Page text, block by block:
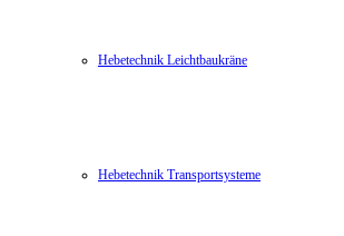
Hebetechnik Leichtbaukräne
Hebetechnik Transportsysteme